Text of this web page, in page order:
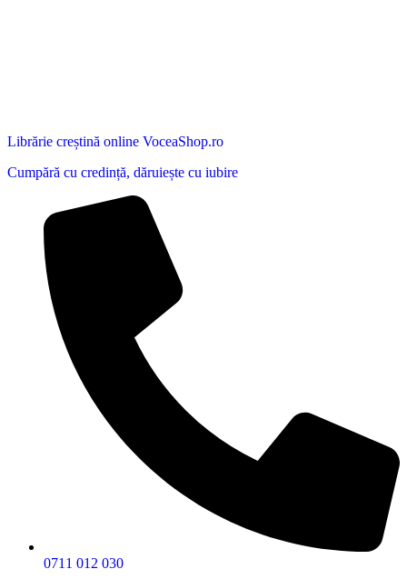
Librărie creștină online VoceaShop.ro
Cumpără cu credință, dăruiește cu iubire
0711 012 030